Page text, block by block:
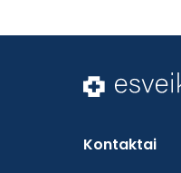
Kontaktai